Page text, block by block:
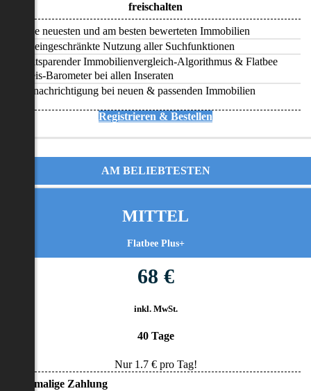
freischalten
Alle neuesten und am besten bewerteten Immobilien
Uneingeschränkte Nutzung aller Suchfunktionen
Zeitsparender Immobilienvergleich-Algorithmus & Flatbee
Preis-Barometer bei allen Inseraten
Benachrichtigung bei neuen & passenden Immobilien
Registrieren & Bestellen
AM BELIEBTESTEN
MITTEL
Flatbee Plus+
68 €
inkl. MwSt.
40 Tage
Nur 1.7€ pro Tag!
• Einmalige Zahlung